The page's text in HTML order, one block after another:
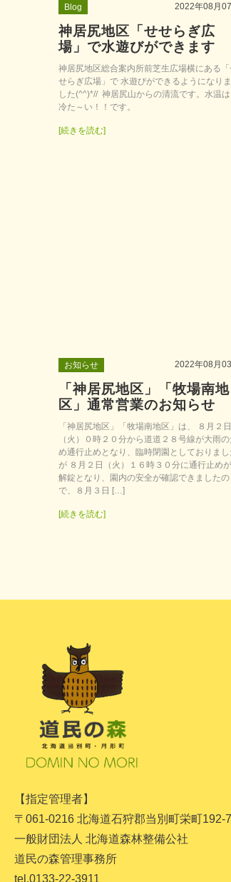
Blog 2022年08月
神居尻地区「せせらぎ広
場」で水遊びができます
神居尻地区総合案内所前芝生広場横にある
せらぎ広場」で 水遊びができるようになりま
した(^^)*// 神居尻山からの清流です。水温は
冷た～い！！です。
[続きを読む]
お知らせ 2022年08月
「神居尻地区」「牧場南地
区」通常営業のお知らせ
「神居尻地区」「牧場南地区」は、 ８月２日
（火）０時２０分から道道２８号線が大雨の
め通行止めとなり、臨時閉園としておりまし
が ８月２日（火）１６時３０分に通行止めが
解錠となり、園内の安全が確認できましたの
で、８月３日 […]
[続きを読む]
【指定管理者】
〒061-0216 北海道石狩郡当別町栄町192-7
一般財団法人 北海道森林整備公社
道民の森管理事務所
tel.0133-22-3911